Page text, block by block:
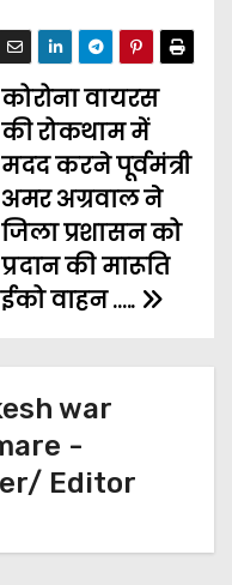
l
e
g
r
a
m
a
r
e
कोरोना वायरस
की रोकथाम में
मदद करने पूर्वमंत्री
अमर अग्रवाल ने
जिला प्रशासन को
प्रदान की मारूति
ईको वाहन …..
war
-
Editor